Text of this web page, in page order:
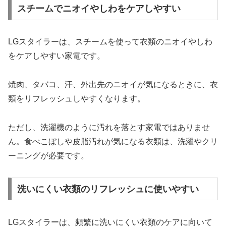
スチームでニオイやしわをケアしやすい
LGスタイラーは、スチームを使って衣類のニオイやしわ
をケアしやすい家電です。
焼肉、タバコ、汗、外出先のニオイが気になるときに、衣
類をリフレッシュしやすくなります。
ただし、洗濯機のように汚れを落とす家電ではありませ
ん。食べこぼしや皮脂汚れが気になる衣類は、洗濯やクリ
ーニングが必要です。
洗いにくい衣類のリフレッシュに使いやすい
LGスタイラーは、頻繁に洗いにくい衣類のケアに向いて